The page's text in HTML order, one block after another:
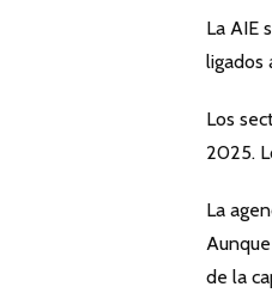
La AIE
ligados
Los
2025.
La
de la